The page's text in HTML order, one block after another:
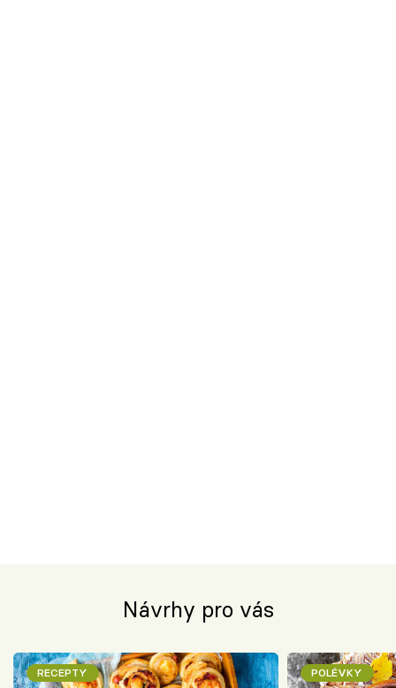
Návrhy pro vás
RECEPTY POLÉVKY